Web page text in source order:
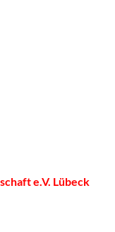
e.V. Lübeck